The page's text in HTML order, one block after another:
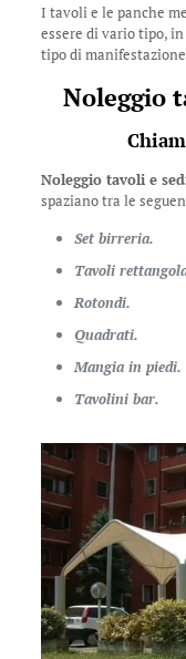
I tavoli e le panche
essere di vario tipo,
tipo di
Noleggio
Noleggio tavoli e
spaziano tra le
Set birreria.
Tavoli
Rotondi.
Quadrati.
Mangia in piedi.
Tavolini bar.